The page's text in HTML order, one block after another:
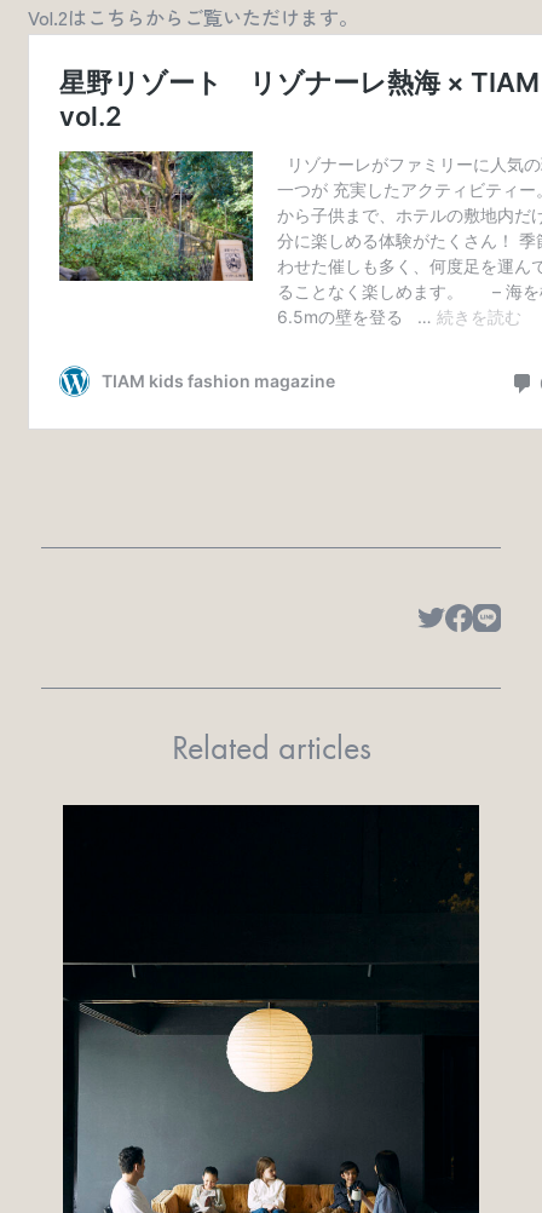
Vol.2はこちらからご覧いただけます。
Related articles